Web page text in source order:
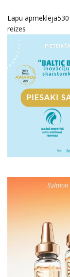
Lapu apmeklēja530
reizes